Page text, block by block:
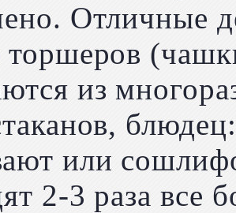
Отличные
из
или
2-3 раза все